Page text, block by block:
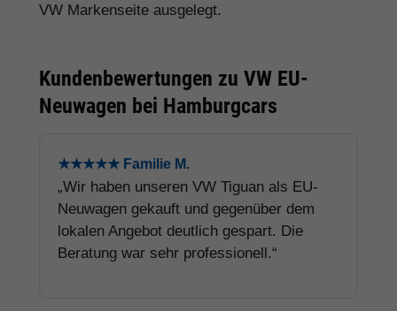
VW Markenseite ausgelegt.
Kundenbewertungen zu VW EU-
Neuwagen bei Hamburgcars
★★★★★ Familie M.
„Wir haben unseren VW Tiguan als EU-
Neuwagen gekauft und gegenüber dem
lokalen Angebot deutlich gespart. Die
Beratung war sehr professionell.“